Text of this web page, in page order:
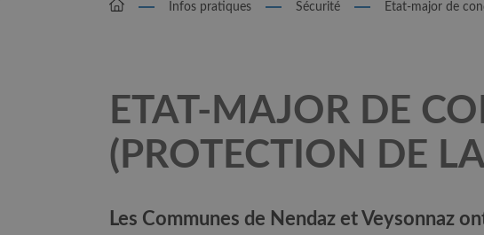
Infos pratiques Sécurité Etat-major de
ETAT-MAJOR DE
(PROTECTION DE
Les Communes de Nendaz et Veysonnaz